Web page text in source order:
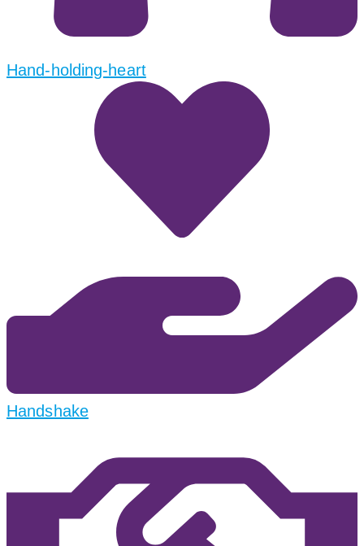
Hand-holding-heart
Handshake